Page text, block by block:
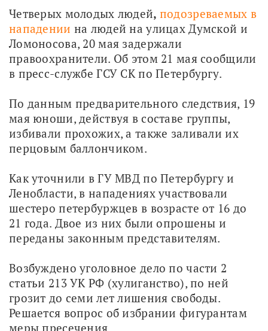
Четверых молодых людей, подозреваемых в
нападении на людей на улицах Думской и
Ломоносова, 20 мая задержали
правоохранители. Об этом 21 мая сообщили
в пресс-службе ГСУ СК по Петербургу.
По данным предварительного следствия, 19
мая юноши, действуя в составе группы,
избивали прохожих, а также заливали их
перцовым баллончиком.
Как уточнили в ГУ МВД по Петербургу и
Ленобласти, в нападениях участвовали
шестеро петербуржцев в возрасте от 16 до
21 года. Двое из них были опрошены и
переданы законным представителям.
Возбуждено уголовное дело по части 2
статьи 213 УК РФ (хулиганство), по ней
грозит до семи лет лишения свободы.
Решается вопрос об избрании фигурантам
меры пресечения.